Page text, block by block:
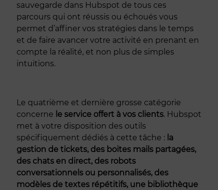
sauvegarde dans Hubspot de tous ces
parcours qui ont réussis ou échoués vous
permet d’affiner vos stratégies dans le temps
et de faire avancer votre activité en prenant en
compte la réalité, et non plus de simples
intuitions.
Le quatrième et dernière grosse catégorie
concerne le service offert à vos clients. Hubspot
met à votre disposition des outils
spécifiquement dédiés à cette tâche : la
gestion de tickets, des boites mails partagées,
des chats en direct, des robots
conversationnels ou personnalisés, des
modèles de textes répétitifs, une bibliothèque